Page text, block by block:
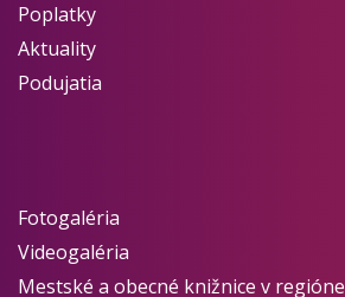
Poplatky
Aktuality
Podujatia
Fotogaléria
Videogaléria
Mestské a obecné knižnice v regióne